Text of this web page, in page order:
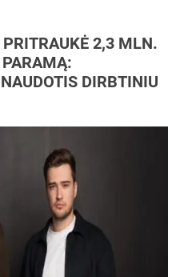
PRITRAUKĖ 2,3 MLN.
PARAMĄ:
DIRBTINIU